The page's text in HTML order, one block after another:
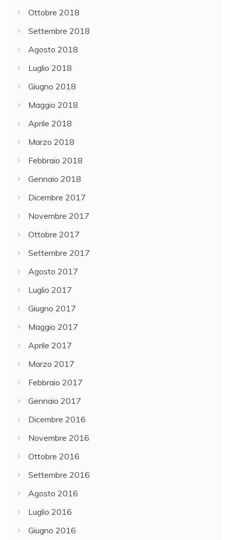
Ottobre 2018
Settembre 2018
Agosto 2018
Luglio 2018
Giugno 2018
Maggio 2018
Aprile 2018
Marzo 2018
Febbraio 2018
Gennaio 2018
Dicembre 2017
Novembre 2017
Ottobre 2017
Settembre 2017
Agosto 2017
Luglio 2017
Giugno 2017
Maggio 2017
Aprile 2017
Marzo 2017
Febbraio 2017
Gennaio 2017
Dicembre 2016
Novembre 2016
Ottobre 2016
Settembre 2016
Agosto 2016
Luglio 2016
Giugno 2016